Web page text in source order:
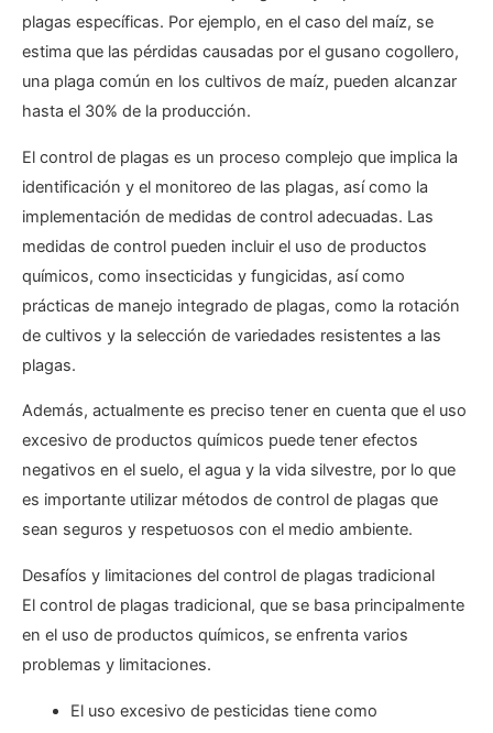
plagas específicas. Por ejemplo, en el caso del maíz, se
estima que las pérdidas causadas por el gusano cogollero,
una plaga común en los cultivos de maíz, pueden alcanzar
hasta el 30% de la producción.
El control de plagas es un proceso complejo que implica la
identificación y el monitoreo de las plagas, así como la
implementación de medidas de control adecuadas. Las
medidas de control pueden incluir el uso de productos
químicos, como insecticidas y fungicidas, así como
prácticas de manejo integrado de plagas, como la rotación
de cultivos y la selección de variedades resistentes a las
plagas.
Además, actualmente es preciso tener en cuenta que el uso
excesivo de productos químicos puede tener efectos
negativos en el suelo, el agua y la vida silvestre, por lo que
es importante utilizar métodos de control de plagas que
sean seguros y respetuosos con el medio ambiente.
Desafíos y limitaciones del control de plagas tradicional
El control de plagas tradicional, que se basa principalmente
en el uso de productos químicos, se enfrenta varios
problemas y limitaciones.
El uso excesivo de pesticidas tiene como